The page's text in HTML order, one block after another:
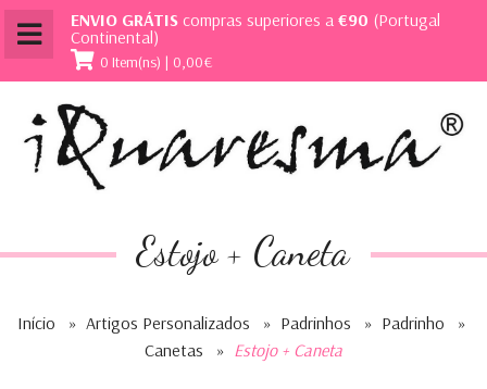
ENVIO GRÁTIS compras superiores a €90 (Portugal
Continental)
0 Item(ns) | 0,00€
Estojo + Caneta
Início » Artigos Personalizados » Padrinhos » Padrinho
»
Canetas
» Estojo + Caneta